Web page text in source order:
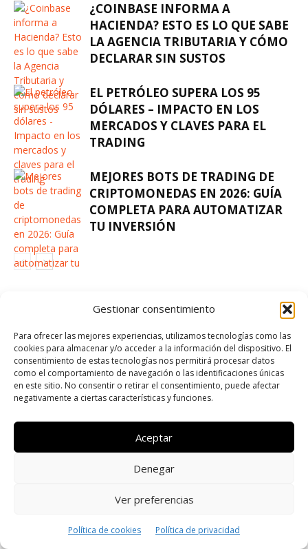
Gestionar consentimiento
Para ofrecer las mejores experiencias, utilizamos tecnologías como las
cookies para almacenar y/o acceder a la información del dispositivo. El
consentimiento de estas tecnologías nos permitirá procesar datos
como el comportamiento de navegación o las identificaciones únicas
en este sitio. No consentir o retirar el consentimiento, puede afectar
negativamente a ciertas características y funciones.
Aceptar
Denegar
Ver preferencias
Política de cookies Política de privacidad
¿COINBASE INFORMA A
HACIENDA? ESTO ES LO QUE SABE
LA AGENCIA TRIBUTARIA Y CÓMO
DECLARAR SIN SUSTOS
EL PETRÓLEO SUPERA LOS 95
DÓLARES – IMPACTO EN LOS
MERCADOS Y CLAVES PARA EL
TRADING
MEJORES BOTS DE TRADING DE
CRIPTOMONEDAS EN 2026: GUÍA
COMPLETA PARA AUTOMATIZAR
TU INVERSIÓN
DEJA UNA RESPUESTA